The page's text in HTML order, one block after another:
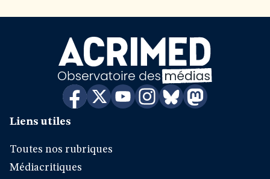
Liens utiles
Toutes nos rubriques
Médiacritiques